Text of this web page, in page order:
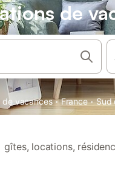
de
de vacances · France · Sud
gîtes, locations,